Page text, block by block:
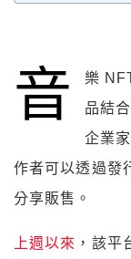
音 樂
品結
企業
作者可以透過發
分享販售。
上週以來 ，該平